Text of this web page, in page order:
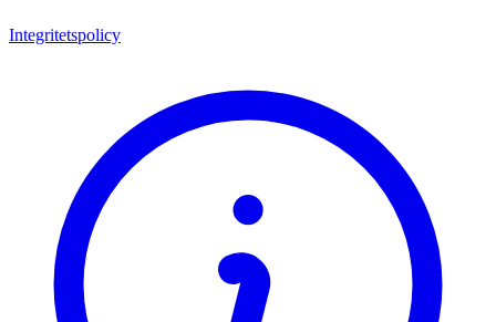
Integritetspolicy